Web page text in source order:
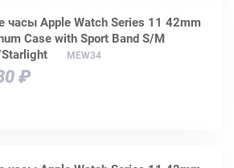
часы Apple Watch Series 11 42mm
Case with Sport Band S/M
MEW34
₽